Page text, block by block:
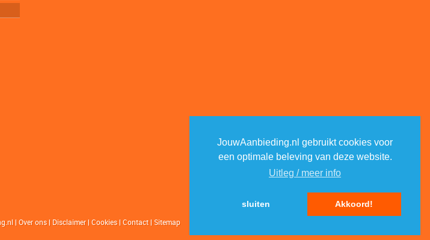
JouwAanbieding.nl gebruikt cookies voor
een optimale beleving van deze website.
Uitleg / meer info
sluiten Akkoord!
| Over ons| Disclaimer|Cookies| Contact| Sitemap